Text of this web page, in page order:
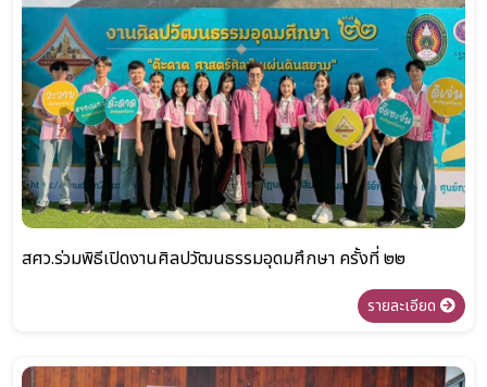
สศว.ร่วมพิธีเปิดงานศิลปวัฒนธรรมอุดมศึกษา ครั้งที่ ๒๒
รายละเอียด